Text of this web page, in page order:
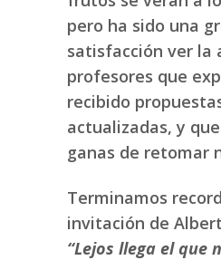
pero ha sido una
satisfacción ver la
profesores que
recibido
actualizadas, y
ganas de retomar
Terminamos
invitación de
“Lejos llega el que